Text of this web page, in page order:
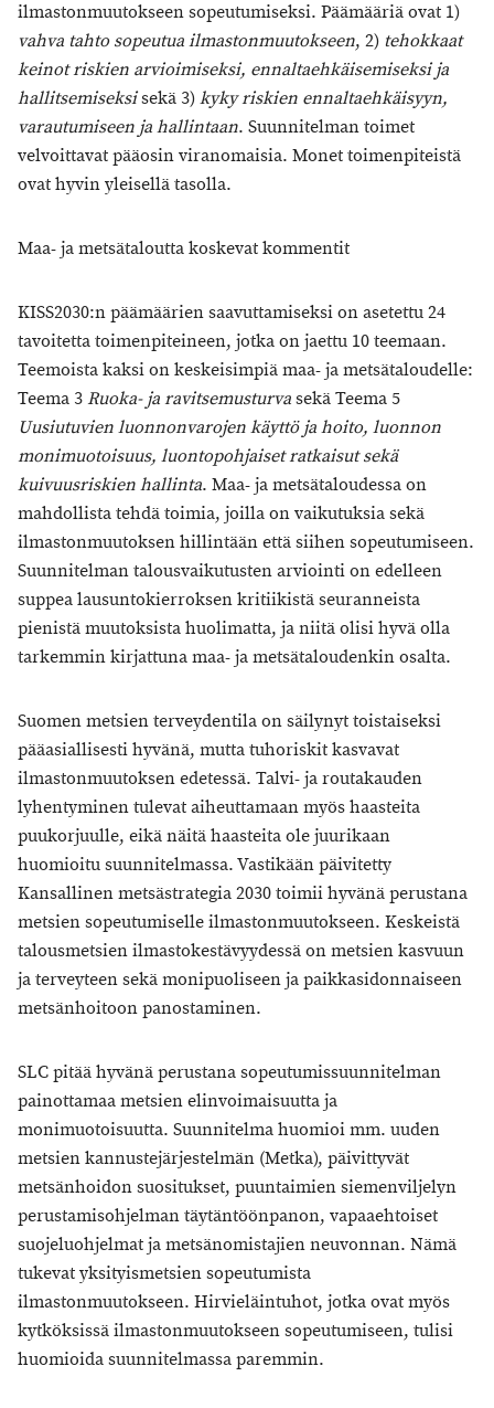
ilmastonmuutokseen sopeutumiseksi. Päämääriä ovat 1)
vahva tahto sopeutua ilmastonmuutokseen, 2) tehokkaat
keinot riskien arvioimiseksi, ennaltaehkäisemiseksi ja
hallitsemiseksisekä 3)kyky riskien ennaltaehkäisyyn,
varautumiseen ja hallintaan. Suunnitelman toimet
velvoittavat pääosin viranomaisia. Monet toimenpiteistä
ovat hyvin yleisellä tasolla.
Maa- ja metsätaloutta koskevat kommentit
KISS2030:n päämäärien saavuttamiseksi on asetettu 24
tavoitetta toimenpiteineen, jotka on jaettu 10 teemaan.
Teemoista kaksi on keskeisimpiä maa- ja metsätaloudelle:
Teema 3Ruoka- ja ravitsemusturvasekä Teema 5
Uusiutuvien luonnonvarojen käyttö ja hoito, luonnon
monimuotoisuus, luontopohjaiset ratkaisut sekä
kuivuusriskien hallinta. Maa- ja metsätaloudessa on
mahdollista tehdä toimia, joilla on vaikutuksia sekä
ilmastonmuutoksen hillintään että siihen sopeutumiseen.
Suunnitelman talousvaikutusten arviointi on edelleen
suppea lausuntokierroksen kritiikistä seuranneista
pienistä muutoksista huolimatta, ja niitä olisi hyvä olla
tarkemmin kirjattuna maa- ja metsätaloudenkin osalta.
Suomen metsien terveydentila on säilynyt toistaiseksi
pääasiallisesti hyvänä, mutta tuhoriskit kasvavat
ilmastonmuutoksen edetessä. Talvi- ja routakauden
lyhentyminen tulevat aiheuttamaan myös haasteita
puukorjuulle, eikä näitä haasteita ole juurikaan
huomioitu suunnitelmassa. Vastikään päivitetty
Kansallinen metsästrategia 2030 toimii hyvänä perustana
metsien sopeutumiselle ilmastonmuutokseen. Keskeistä
talousmetsien ilmastokestävyydessä on metsien kasvuun
ja terveyteen sekä monipuoliseen ja paikkasidonnaiseen
metsänhoitoon panostaminen.
SLC pitää hyvänä perustana sopeutumissuunnitelman
painottamaa metsien elinvoimaisuutta ja
monimuotoisuutta. Suunnitelma huomioi mm. uuden
metsien kannustejärjestelmän (Metka), päivittyvät
metsänhoidon suositukset, puuntaimien siemenviljelyn
perustamisohjelman täytäntöönpanon, vapaaehtoiset
suojeluohjelmat ja metsänomistajien neuvonnan. Nämä
tukevat yksityismetsien sopeutumista
ilmastonmuutokseen. Hirvieläintuhot, jotka ovat myös
kytköksissä ilmastonmuutokseen sopeutumiseen, tulisi
huomioida suunnitelmassa paremmin.